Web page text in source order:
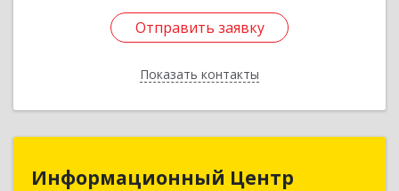
Отправить заявку
Показать контакты
Отправить заявку
Назад
Информационный Центр
Информационный Центр